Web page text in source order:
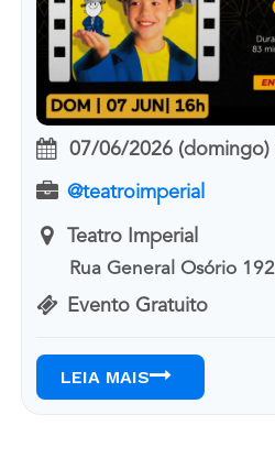
07/06/2026 (domingo)
@teatroimperial
Teatro Imperial
Rua General Osório
Evento Gratuito
LEIA MAIS